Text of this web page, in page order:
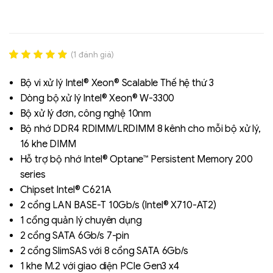
out of 5
based on
đánh giá
(1 đánh giá)
Bộ vi xử lý Intel® Xeon® Scalable Thế hệ thứ 3
Dòng bộ xử lý Intel® Xeon® W-3300
Bộ xử lý đơn, công nghệ 10nm
Bộ nhớ DDR4 RDIMM/LRDIMM 8 kênh cho mỗi bộ xử lý,
16 khe DIMM
Hỗ trợ bộ nhớ Intel® Optane™ Persistent Memory 200
series
Chipset Intel® C621A
2 cổng LAN BASE-T 10Gb/s (Intel® X710-AT2)
1 cổng quản lý chuyên dụng
2 cổng SATA 6Gb/s 7-pin
2 cổng SlimSAS với 8 cổng SATA 6Gb/s
1 khe M.2 với giao diện PCIe Gen3 x4
Liên hệ
SK hynix - DRAM
- GDDR - GDDR6